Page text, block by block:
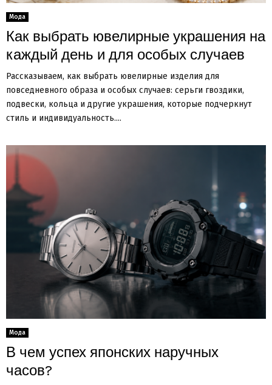
Мода
Как выбрать ювелирные украшения на
каждый день и для особых случаев
Рассказываем, как выбрать ювелирные изделия для
повседневного образа и особых случаев: серьги гвоздики,
подвески, кольца и другие украшения, которые подчеркнут
стиль и индивидуальность....
Мода
В чем успех японских наручных
часов?